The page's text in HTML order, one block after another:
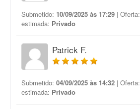
Submetido: 10/09/2025 às 17:29 | Oferta:
estimada: Privado
Patrick F.
Submetido: 04/09/2025 às 14:32 | Oferta:
estimada: Privado